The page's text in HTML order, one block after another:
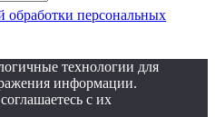
обработки персональных
технологии для
информации.
с их